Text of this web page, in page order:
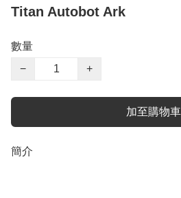
Titan Autobot Ark
數量
−
+
加至購物車
簡介